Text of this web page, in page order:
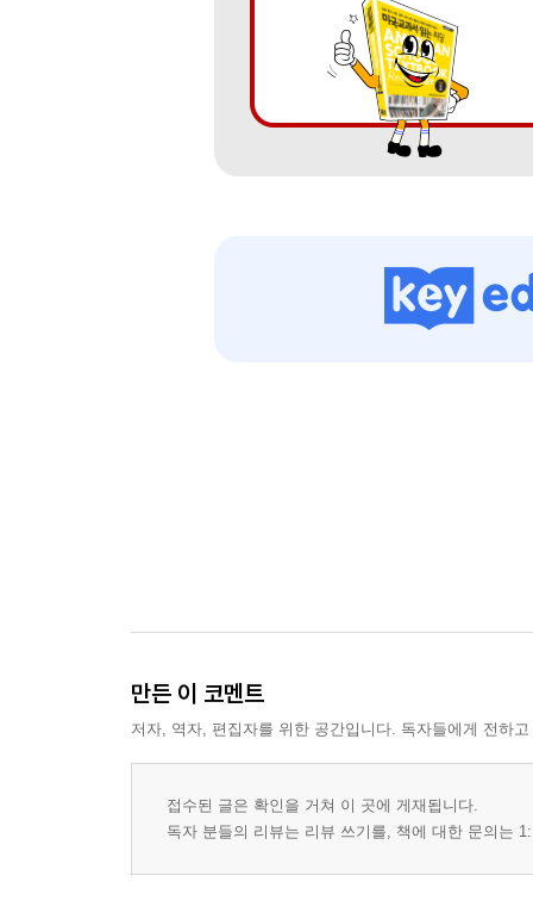
만든 이 코멘트
저자, 역자, 편집자를 위한 공간입니다. 독자들에게 전하
접수된 글은 확인을 거쳐 이 곳에 게재됩니다.
독자 분들의 리뷰는 리뷰 쓰기를, 책에 대한 문의는